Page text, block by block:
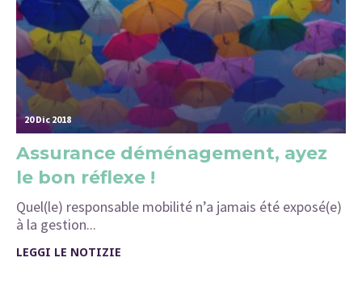
20 Dic 2018
Assurance déménagement, ayez
le bon réflexe !
Quel(le) responsable mobilité n’a jamais été exposé(e)
à la gestion...
LEGGI LE NOTIZIE